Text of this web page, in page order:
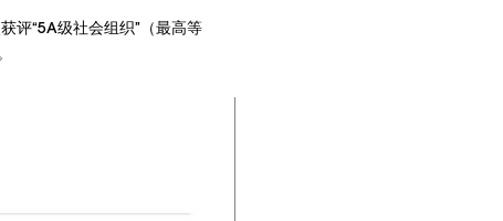
评“5A级社会组织”（最高等